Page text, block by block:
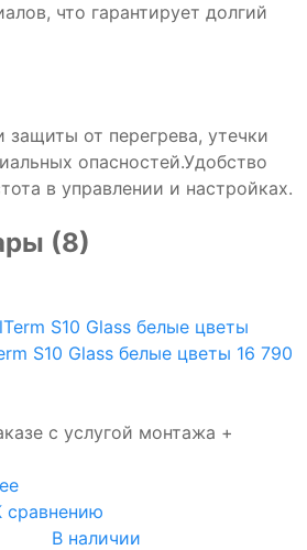
что гарантирует долгий
от перегрева, утечки
опасностей.Удобство
в управлении и настройках.
(8)
S10 Glass белые цветы 16 790
с услугой монтажа +
сравнению
В наличии